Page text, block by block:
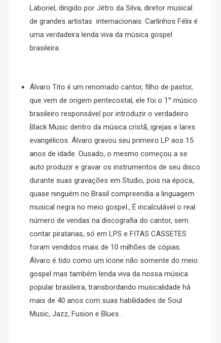
Laboriel, dirigido por Jétro da Silva, diretor musical
de grandes artistas internacionais. Carlinhos Félix é
uma verdadeira lenda viva da música gospel
brasileira.
Álvaro Tito é um renomado cantor, filho de pastor,
que vem de origem pentecostal, ele foi o 1° músico
brasileiro responsável por introduzir o verdadeiro
Black Music dentro da música cristã, igrejas e lares
evangélicos. Álvaro gravou seu primeiro LP aos 15
anos de idade. Ousado, o mesmo começou a se
auto produzir e gravar os instrumentos de seu disco
durante suas gravações em Studio, pois na época,
quase ninguém no Brasil compreendia a linguagem
musical negra no meio gospel., É incalculável o real
número de vendas na discografia do cantor, sem
contar piratarias, só em LPS e FITAS CASSETES
foram vendidos mais de 10 milhões de cópias.
Álvaro é tido como um ícone não somente do meio
gospel mas também lenda viva da nossa música
popular brasileira, transbordando musicalidade há
mais de 40 anos com suas habilidades de Soul
Music, Jazz, Fusion e Blues .